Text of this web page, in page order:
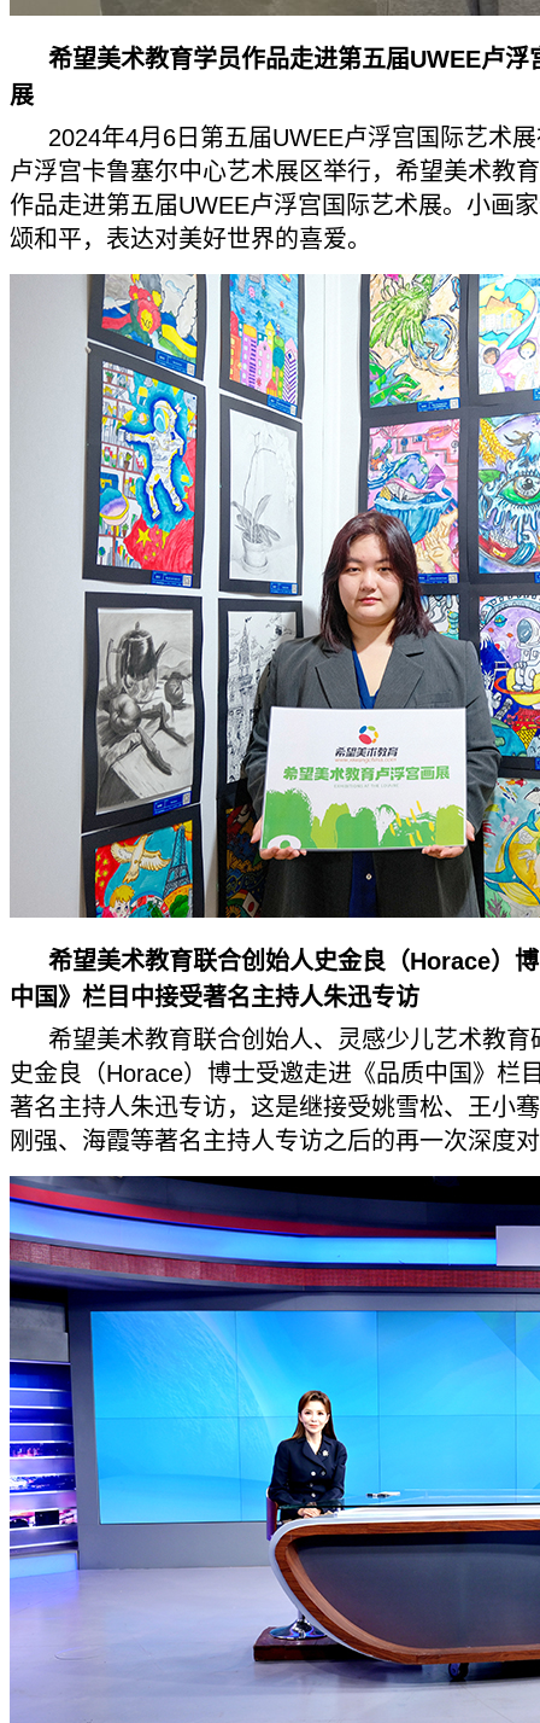
希望美术教育学员作品走进第五届UWEE卢浮
展
2024年4月6日第五届UWEE卢浮宫国际艺术
卢浮宫卡鲁塞尔中心艺术展区举行，希望美术教
作品走进第五届UWEE卢浮宫国际艺术展。小画
颂和平，表达对美好世界的喜爱。
希望美术教育联合创始人史金良（Horace）
中国》栏目中接受著名主持人朱迅专访
希望美术教育联合创始人、灵感少儿艺术教育
史金良（Horace）博士受邀走进《品质中国》栏
著名主持人朱迅专访，这是继接受姚雪松、王小
刚强、海霞等著名主持人专访之后的再一次深度